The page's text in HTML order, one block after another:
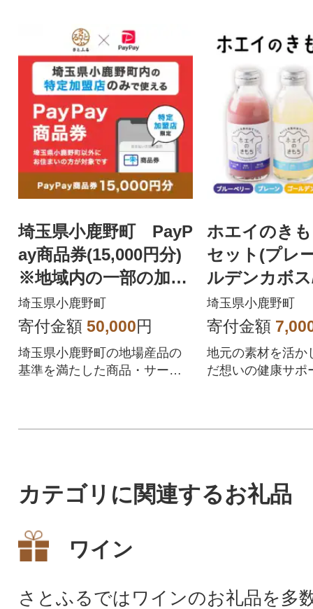
埼玉県小鹿野町 PayP
ay商品券(15,000円分)
※地域内の一部の加盟
店のみで利用可
埼玉県小鹿野町
寄付金額 50,000円
埼玉県小鹿野町の地場産品の
基準を満たした商品・サービ
ホエイのき
セット(プレ
ルデンカボ
ベリー 各2
埼玉県小鹿野町
寄付金額
地元の素材を活か
だ想いの健康サポ
カテゴリに関連するお礼品
ワイン
さとふるではワインのお礼品を多